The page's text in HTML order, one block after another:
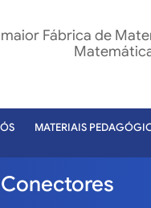
Fábrica de
MATERIAIS